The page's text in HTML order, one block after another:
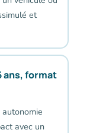
et
ans, format
avec un